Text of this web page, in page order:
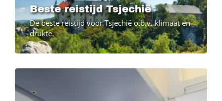
Beste reistijd Tsjechië
De beste reistijd voor Tsjechië o.b.v. klimaat en
drukte.